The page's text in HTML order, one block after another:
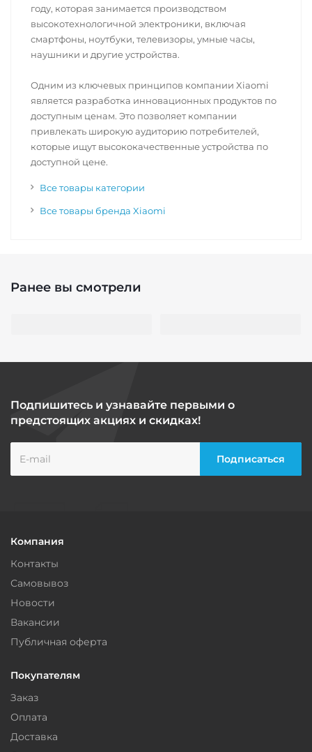
году, которая занимается производством
высокотехнологичной электроники, включая
смартфоны, ноутбуки, телевизоры, умные часы,
наушники и другие устройства.
Одним из ключевых принципов компании Xiaomi
является разработка инновационных продуктов по
доступным ценам. Это позволяет компании
привлекать широкую аудиторию потребителей,
которые ищут высококачественные устройства по
доступной цене.
Все товары категории
Все товары бренда Xiaomi
Ранее вы смотрели
Подпишитесь и узнавайте первыми о
предстоящих акциях и скидках!
Компания
Контакты
Самовывоз
Новости
Вакансии
Публичная оферта
Покупателям
Заказ
Оплата
Доставка